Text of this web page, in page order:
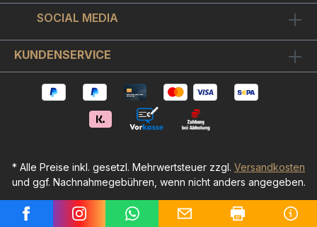
Bildmotiv.Der mattschwarze Objekt-Bilderrahmen
nimmt das Bild schwebend montiert auf, so dass
sich ein schöner 3D-Effekt ergibt.Wir
haben hochwertiges Museumsglas verwendet.
interferenzoptisch entspiegelt, wodurch die
Bildfarben in ihrer vollen Leuchtkraft zur Geltung
kommen. Auch der metallische 3D-Effekt von
"renommiertesten" kommt so viel besser zur
Skyyloft Bild mit ZERTIFIKAT und
Informationsmappe. Weitere Skyyloft Bilder
finden Sie hier!
SOCIAL MEDIA
KUNDENSERVICE
* Alle Preise inkl. gesetzl. Mehrwertsteuer zzgl. Versandkosten
und ggf. Nachnahmegebühren, wenn nicht anders angegeben.
© Galerie Wutzke GmbH